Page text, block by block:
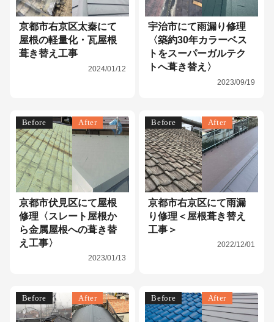
京都市右京区太秦にて
屋根の軽量化・瓦屋根
葺き替え工事
2024/01/12
宇治市にて雨漏り修理
〈築約30年カラーベス
トをスーパーガルテク
トへ葺き替え〉
2023/09/19
Before After
京都市伏見区にて屋根
修理〈スレート屋根か
ら金属屋根への葺き替
え工事〉
2023/01/13
Before After
京都市右京区にて雨漏
り修理＜屋根葺き替え
工事＞
2022/12/01
Before After Before After